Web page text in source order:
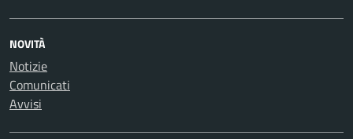
NOVITÀ
Notizie
Comunicati
Avvisi